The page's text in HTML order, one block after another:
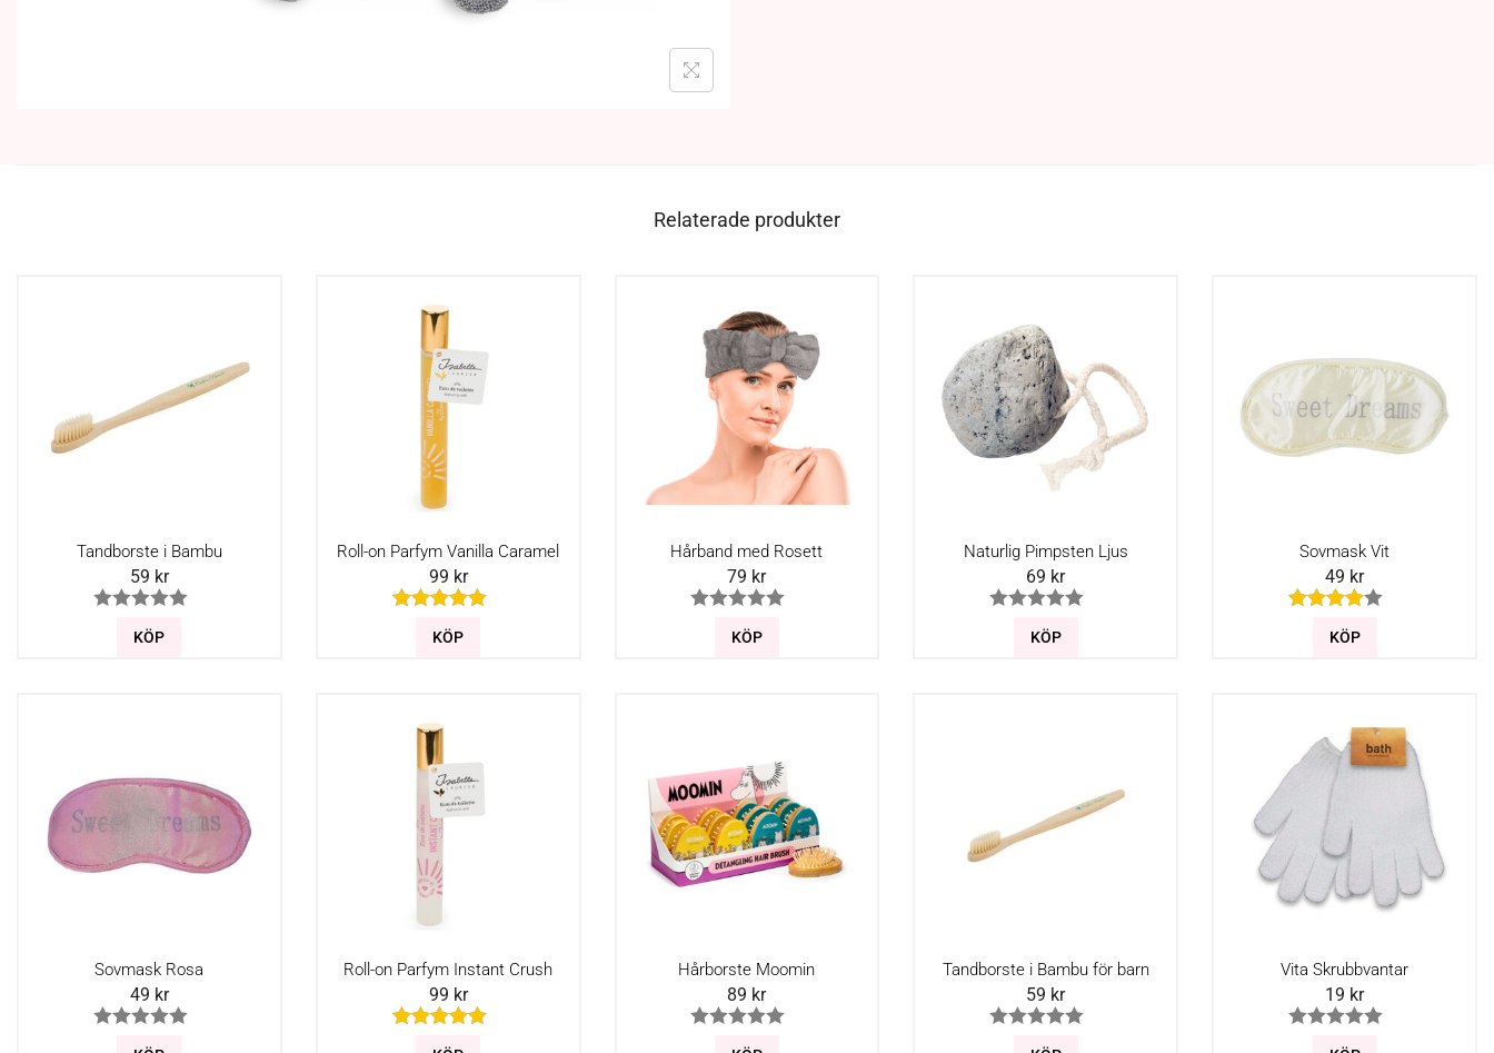
Relaterade produkter
Tandborste i Bambu
59 kr
KÖP
Roll-on Parfym Vanilla Caramel
99 kr
KÖP
Hårband med Rosett
79 kr
KÖP
Naturlig Pimpsten Ljus
69 kr
KÖP
Sovmask Vit
49 kr
KÖP
Sovmask Rosa
49 kr
Roll-on Parfym Instant Crush
99 kr
Hårborste Moomin
89 kr
Tandborste i Bambu för barn
59 kr
Vita Skrubbvantar
19 kr